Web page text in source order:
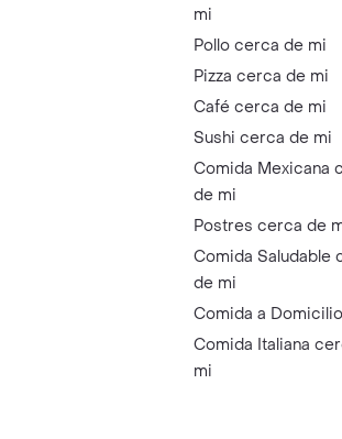
mi
Pollo cerca de mi
Pizza cerca de mi
Café cerca de mi
Sushi cerca de mi
Comida Mexicana
de mi
Postres cerca de
Comida Saludable
de mi
Comida a Domicilio
Comida Italiana
mi